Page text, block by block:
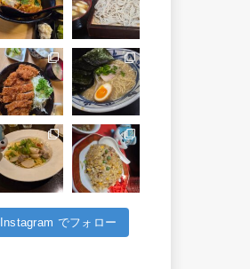
Instagram でフォロー